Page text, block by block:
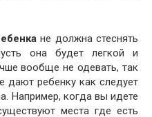
не должна стеснять
она будет легкой и
вообще не одевать, так
дают ребенку как следует
Например, когда вы идете
места где есть